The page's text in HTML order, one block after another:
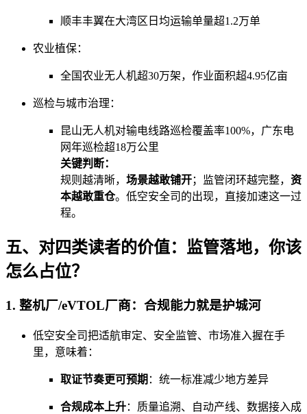
顺丰丰翼在大湾区日均运输单量超1.2万单
农业植保：
全国农业无人机超30万架，作业面积超4.95亿亩
巡检与城市治理：
昆山无人机对输电线路巡检覆盖率100%，广东电
网年巡检超18万公里
关键判断：
规则越清晰， 场景越敢铺开；监管闭环越完整， 资
本越敢重仓。低空安全司的出现，直接加速这一过
程。
五、对四类读者的价值：监管落地，你该
怎么占位？
1. 整机厂/eVTOL厂商：合规能力就是护城河
低空安全司把适航审定、安全监管、市场准入握在手
里，意味着：
取证节奏更可预期 ：统一标准减少地方差异
合规成本上升：质量追溯、自动产线、数据接入成